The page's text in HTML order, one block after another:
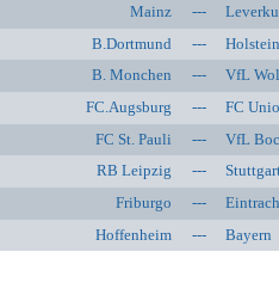
Mainz
---
B.Dortmund
---
B. Monchen
--- VfL
FC.Augsburg
--- FC
FC St. Pauli
--- VfL
RB Leipzig
---
Friburgo
---
Hoffenheim
--- Bayern